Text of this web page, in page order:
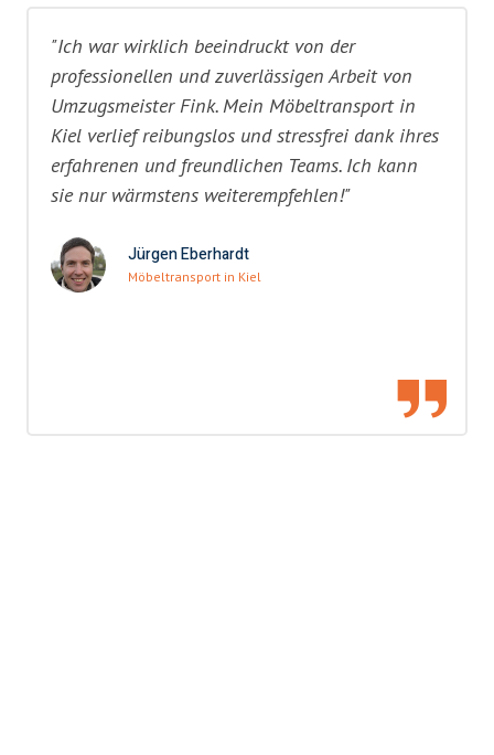
"Ich war wirklich beeindruckt von der
professionellen und zuverlässigen Arbeit von
Umzugsmeister Fink. Mein Möbeltransport in
Kiel verlief reibungslos und stressfrei dank ihres
erfahrenen und freundlichen Teams. Ich kann
sie nur wärmstens weiterempfehlen!"
Jürgen Eberhardt
Möbeltransport in Kiel